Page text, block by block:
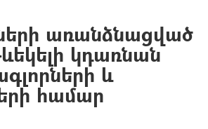
առանձնացված
կդառնան
և
համար